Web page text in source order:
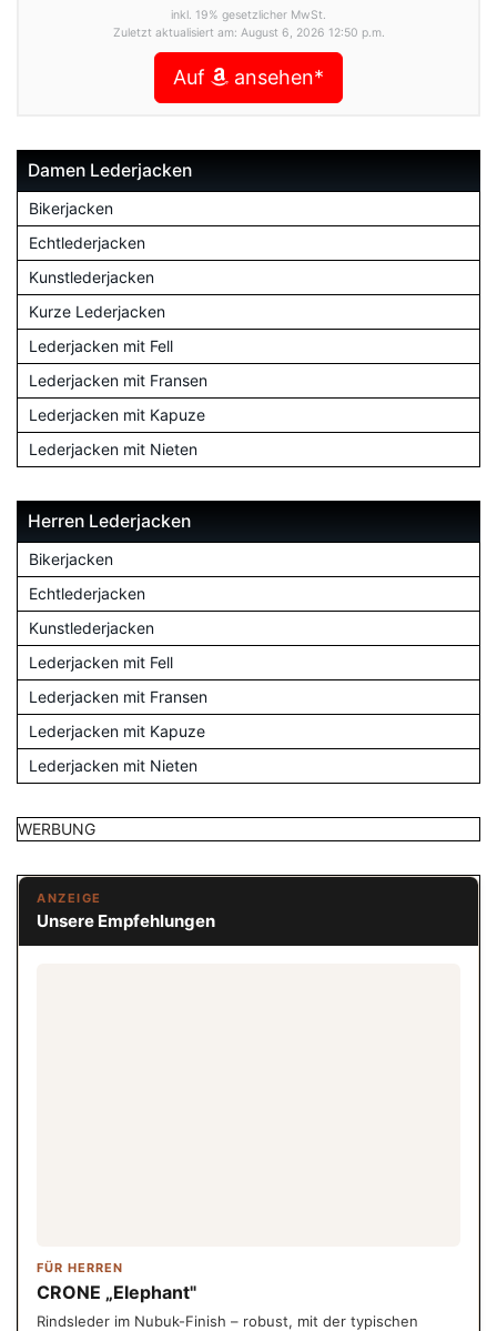
inkl. 19% gesetzlicher MwSt.
Zuletzt aktualisiert am: August 6, 2026 12:50 p.m.
Auf ansehen*
Damen Lederjacken
Bikerjacken
Echtlederjacken
Kunstlederjacken
Kurze Lederjacken
Lederjacken mit Fell
Lederjacken mit Fransen
Lederjacken mit Kapuze
Lederjacken mit Nieten
Herren Lederjacken
Bikerjacken
Echtlederjacken
Kunstlederjacken
Lederjacken mit Fell
Lederjacken mit Fransen
Lederjacken mit Kapuze
Lederjacken mit Nieten
WERBUNG
ANZEIGE
Unsere Empfehlungen
FÜR HERREN
CRONE „Elephant"
Rindsleder im Nubuk-Finish – robust, mit der typischen